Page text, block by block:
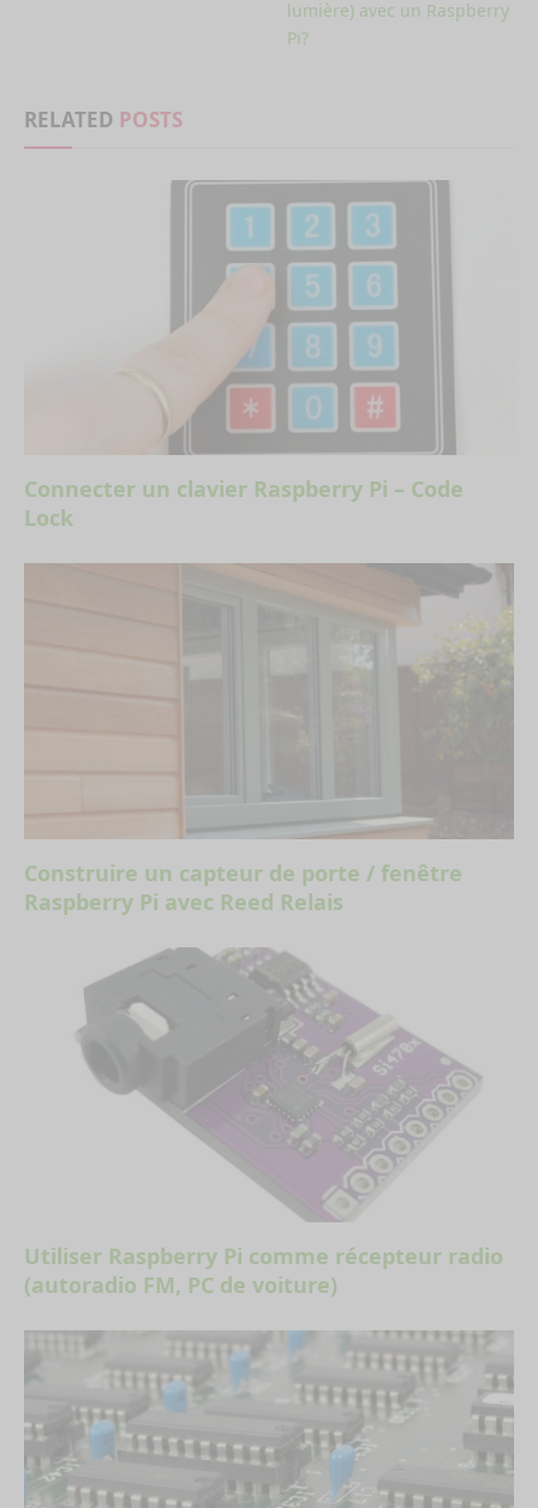
lumière) avec un Raspberry
Pi?
RELATED POSTS
Connecter un clavier Raspberry Pi – Code
Lock
Construire un capteur de porte / fenêtre
Raspberry Pi avec Reed Relais
Utiliser Raspberry Pi comme récepteur radio
(autoradio FM, PC de voiture)